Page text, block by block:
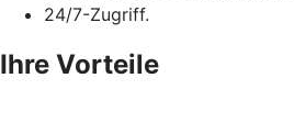
24/7-Zugriff.
Ihre Vorteile